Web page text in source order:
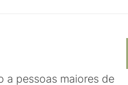
a pessoas maiores de